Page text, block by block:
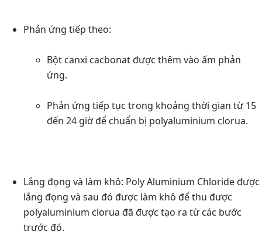
Phản ứng tiếp theo:
Bột canxi cacbonat được thêm vào ấm phản
ứng.
Phản ứng tiếp tục trong khoảng thời gian từ 15
đến 24 giờ để chuẩn bị polyaluminium clorua.
Lắng đọng và làm khô: Poly Aluminium Chloride được
lắng đọng và sau đó được làm khô để thu được
polyaluminium clorua đã được tạo ra từ các bước
trước đó.